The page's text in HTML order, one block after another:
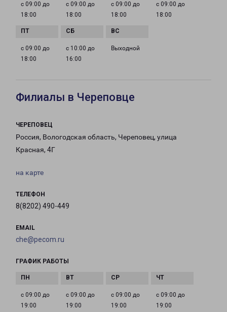
с 09:00 до
18:00
с 09:00 до
18:00
с 09:00 до
18:00
с 09:00 до
18:00
с 09:00 до
18:00
с 10:00 до
16:00
Выходной
Филиалы в Череповце
ЧЕРЕПОВЕЦ
Россия, Вологодская область, Череповец, улица
Красная, 4Г
на карте
ТЕЛЕФОН
8(8202) 490-449
EMAIL
che@pecom.ru
ГРАФИК РАБОТЫ
с 09:00 до
19:00
с 09:00 до
19:00
с 09:00 до
19:00
с 09:00 до
19:00